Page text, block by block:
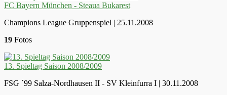
FC Bayern München - Steaua Bukarest
Champions League Gruppenspiel | 25.11.2008
19 Fotos
13. Spieltag Saison 2008/2009
FSG ´99 Salza-Nordhausen II - SV Kleinfurra I | 30.11.2008